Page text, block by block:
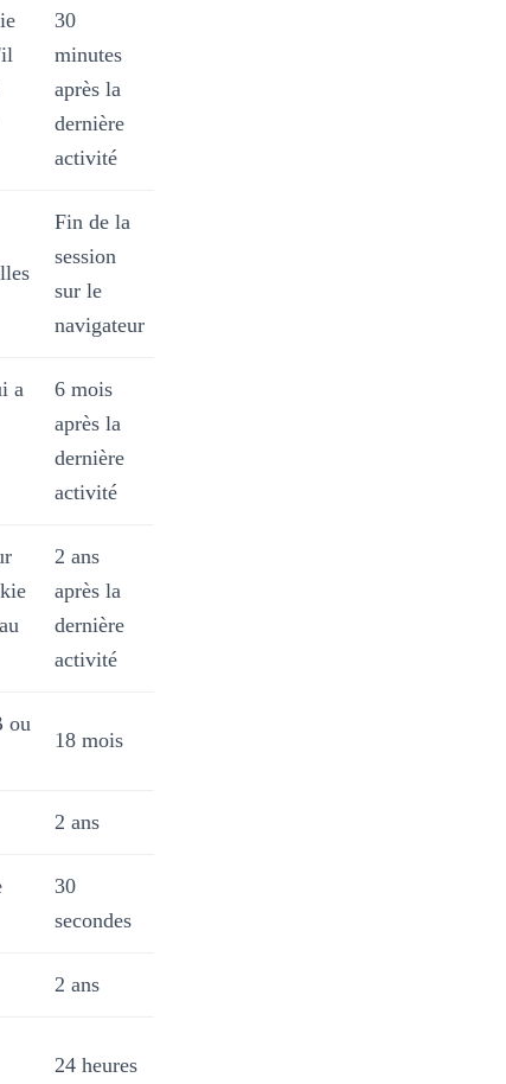
30
minutes
après la
dernière
activité
Fin de la
session
sur le
navigateur
a
6 mois
après la
dernière
activité
2 ans
après la
dernière
activité
ou
18 mois
2 ans
30
secondes
2 ans
24 heures